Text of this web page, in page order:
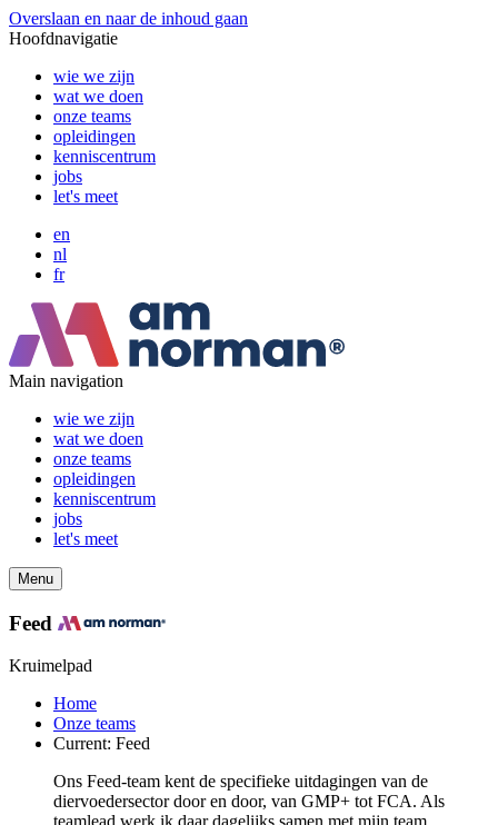
Overslaan en naar de inhoud gaan
Hoofdnavigatie
wie we zijn
wat we doen
onze teams
opleidingen
kenniscentrum
jobs
let's meet
en
nl
fr
Main navigation
wie we zijn
wat we doen
onze teams
opleidingen
kenniscentrum
jobs
let's meet
Menu
Feed
Kruimelpad
Home
Onze teams
Current: Feed
Ons Feed-team kent de specifieke uitdagingen van de
diervoedersector door en door, van GMP+ tot FCA. Als